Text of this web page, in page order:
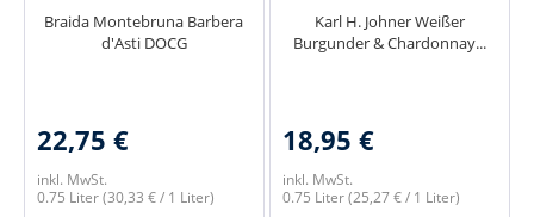
Braida Montebruna Barbera
d'Asti DOCG
22,75 €
inkl. MwSt.
0.75 Liter(30,33 € / 1 Liter)
Karl H. Johner Weißer
Burgunder & Chardonnay...
18,95 €
inkl. MwSt.
0.75 Liter(25,27 € / 1 Liter)